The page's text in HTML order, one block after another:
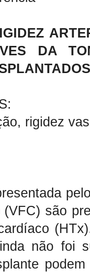
DA
rigidez
são
não foi